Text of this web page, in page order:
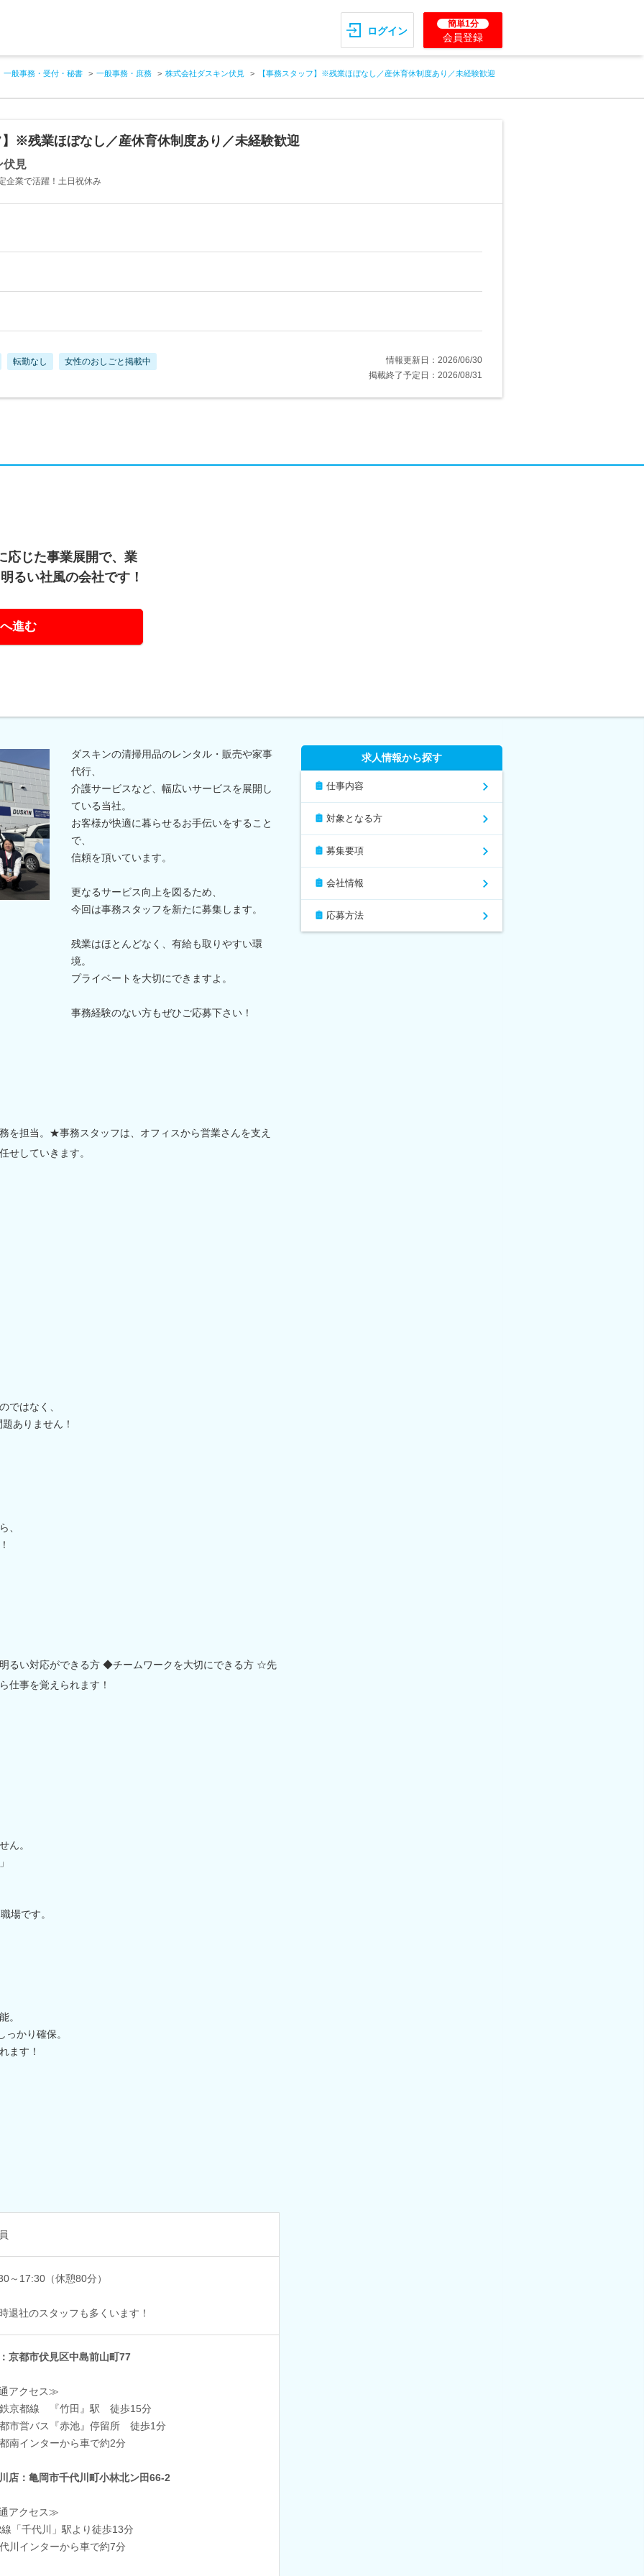
ログイン
簡単1分
会員登録
一般事務・受付・秘書 一般事務・庶務 株式会社ダスキン伏見 【事務スタッフ】※残業ほぼなし／産休育休制度あり／未経験歓迎
※残業ほぼなし／産休育休制度あり／未経験歓迎
伏見
企業で活躍！土日祝休み
転勤なし 女性のおしごと掲載中
情報更新日：2026/06/30
掲載終了予定日：2026/08/31
応じた事業展開で、業
るい社風の会社です！
進む
ダスキンの清掃用品のレンタル・販売や家事
代行、
介護サービスなど、幅広いサービスを展開し
ている当社。
お客様が快適に暮らせるお手伝いをすること
で、
信頼を頂いています。
更なるサービス向上を図るため、
今回は事務スタッフを新たに募集します。
残業はほとんどなく、有給も取りやすい環
境。
プライベートを大切にできますよ。
事務経験のない方もぜひご応募下さい！
を担当。★事務スタッフは、オフィスから営業さんを支え
せしていきます。
ではなく、
ありません！
、
るい対応ができる方 ◆チームワークを大切にできる方 ☆先
仕事を覚えられます！
ん。
場です。
。
かり確保。
ます！
～17:30（休憩80分）
退社のスタッフも多くいます！
京都市伏見区中島前山町77
アクセス≫
京都線 『竹田』駅 徒歩15分
市営バス『赤池』停留所 徒歩1分
南インターから車で約2分
店：亀岡市千代川町小林北ン田66-2
アクセス≫
「千代川」駅より徒歩13分
川インターから車で約7分
求人情報から探す
仕事内容
対象となる方
募集要項
会社情報
応募方法